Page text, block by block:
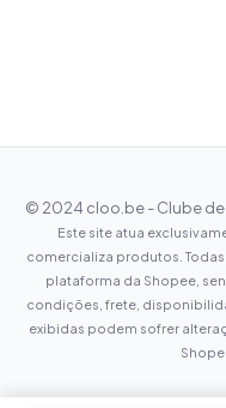
© 2024 cloo.be - Clube de
Este site atua
comercializa produtos.
plataforma da Shopee,
condições, frete,
exibidas podem sofrer